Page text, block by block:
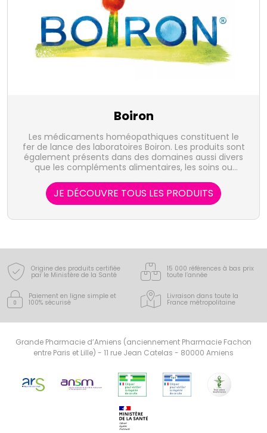
Boiron
Les médicaments homéopathiques constituent le
fer de lance des laboratoires Boiron. Les produits sont
également présents dans des domaines aussi divers
que les compléments alimentaires, les soins ou
JE DÉCOUVRE TOUS LES PRODUITS
Origine des produits certifiée
par le Ministère de la Santé
15 000 références à bas prix
toute l’année
Paiement en ligne simple et
100% sécurisé
Livraison dans toute la
France métropolitaine
Grande Pharmacie d’Amiens (anciennement Pharmacie Fachon
entre Paris et Lille) - 11 rue Jean Catelas - 80000 Amiens